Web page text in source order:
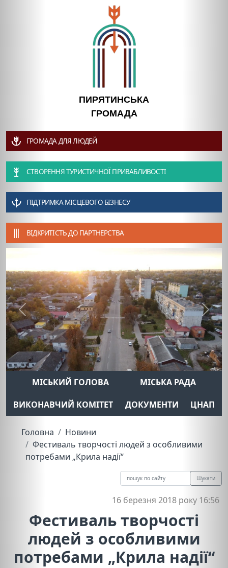
ПИРЯТИНСЬКА
ГРОМАДА
ГРОМАДА ДЛЯ ЛЮДЕЙ
СТВОРЕННЯ ТУРИСТИЧНОЇ ПРИВАБЛИВОСТІ
ПІДТРИМКА МІСЦЕВОГО БІЗНЕСУ
ВІДКРИТІСТЬ ДО ПАРТНЕРСТВА
Previous Next
МІСЬКИЙ ГОЛОВА
МІСЬКА РАДА
ВИКОНАВЧИЙ КОМІТЕТ
ДОКУМЕНТИ ЦНАП
Головна
Новини
Фестиваль творчості людей з особливими
потребами „Крила надії“
Шукати
16 березня 2018 року 16:56
Фестиваль творчості
людей з особливими
потребами „Крила надії“